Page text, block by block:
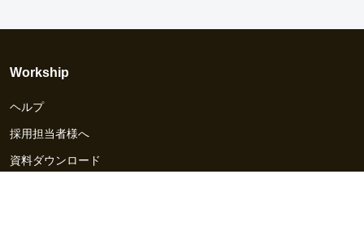
Workship
ヘルプ
採用担当者様へ
資料ダウンロード